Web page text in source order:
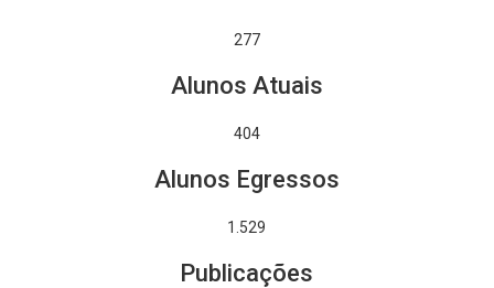
277
Alunos Atuais
404
Alunos Egressos
1.762
Publicações